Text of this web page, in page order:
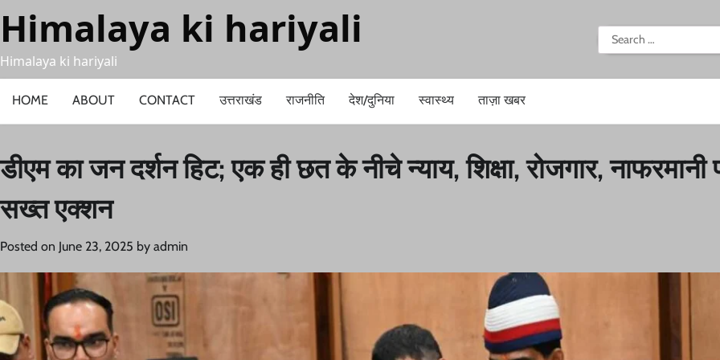
to
content
Himalaya ki hariyali
Himalaya ki hariyali
Search
for:
HOME ABOUT CONTACT उत्तराखंड राजनीति देश/दुनिया स्वास्थ्य ताज़ा खबर
डीएम का जन दर्शन हिट; एक ही छत के नीचे न्याय, शिक्षा, रोजगार, नाफरमानी
सख्त एक्शन
Posted on June 23, 2025 by admin